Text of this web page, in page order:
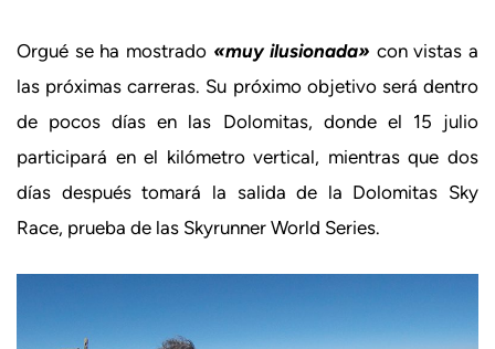
Orgué se ha mostrado «muy ilusionada» con vistas a
las próximas carreras. Su próximo objetivo será dentro
de pocos días en las Dolomitas, donde el 15 julio
participará en el kilómetro vertical, mientras que dos
días después tomará la salida de la Dolomitas Sky
Race, prueba de las Skyrunner World Series.